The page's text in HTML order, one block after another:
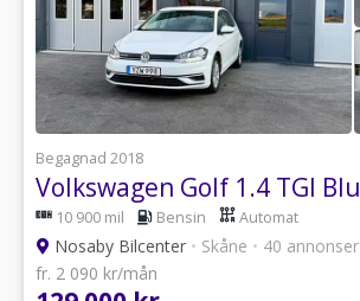
Begagnad 2018
10 900 mil Bensin Automat
Nosaby Bilcenter • Skåne • 40 annonser
fr. 2 090 kr/mån